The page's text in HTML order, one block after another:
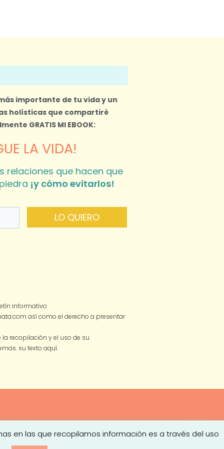
importante de tu vida y un
holísticas que compartiré
GRATIS MI EBOOK:
LA VIDA!
relaciones que hacen que
¡y cómo evitarlos!
LO QUIERO
informativo
así como el derecho a presentar
recopilación y el uso de su
su texto aquí.
de Contratación| DiseñoTurkesa
en las que recopilamos información es a través del uso